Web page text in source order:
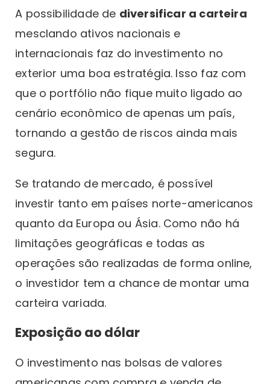
A possibilidade de diversificar a carteira
mesclando ativos nacionais e
internacionais faz do investimento no
exterior uma boa estratégia. Isso faz com
que o portfólio não fique muito ligado ao
cenário econômico de apenas um país,
tornando a gestão de riscos ainda mais
segura.
Se tratando de mercado, é possível
investir tanto em países norte-americanos
quanto da Europa ou Ásia. Como não há
limitações geográficas e todas as
operações são realizadas de forma online,
o investidor tem a chance de montar uma
carteira variada.
Exposição ao dólar
O investimento nas bolsas de valores